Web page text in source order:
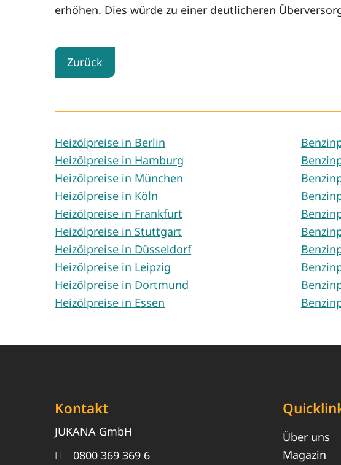
erhöhen. Dies würde zu einer deutlicheren
Zurück
Heizölpreise in Berlin
Heizölpreise in Hamburg
Heizölpreise in München
Heizölpreise in Köln
Heizölpreise in Frankfurt
Heizölpreise in Stuttgart
Heizölpreise in Düsseldorf
Heizölpreise in Leipzig
Heizölpreise in Dortmund
Heizölpreise in Essen
Kontakt
JUKANA GmbH
0800 369 369 6
Über uns
Magazin